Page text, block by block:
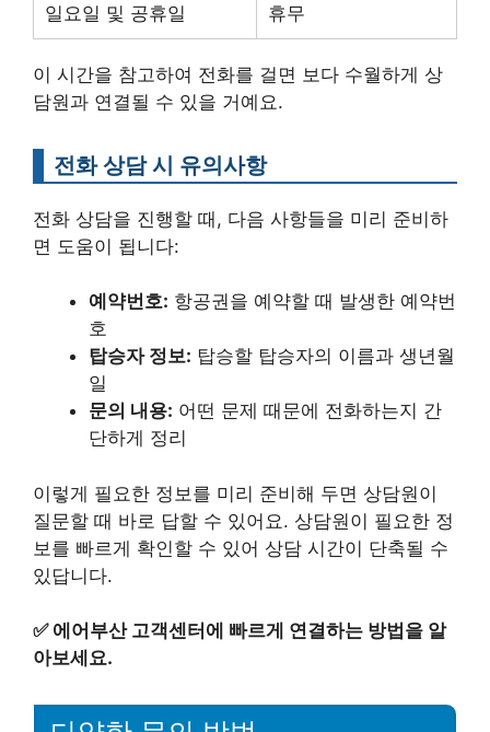
일요일 및 공휴일 휴무
이 시간을 참고하여 전화를 걸면 보다 수월하게 상
담원과 연결될 수 있을 거예요.
전화 상담 시 유의사항
전화 상담을 진행할 때, 다음 사항들을 미리 준비하
면 도움이 됩니다:
예약번호: 항공권을 예약할 때 발생한 예약번
호
탑승자 정보: 탑승할 탑승자의 이름과 생년월
일
문의 내용: 어떤 문제 때문에 전화하는지 간
단하게 정리
이렇게 필요한 정보를 미리 준비해 두면 상담원이
질문할 때 바로 답할 수 있어요. 상담원이 필요한 정
보를 빠르게 확인할 수 있어 상담 시간이 단축될 수
있답니다.
✅ 에어부산 고객센터에 빠르게 연결하는 방법을 알
아보세요.